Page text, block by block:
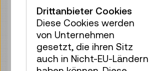
Sa 08.08. 12:00 –12:30
Führung / Aktion
Ausgebucht
Sa 08.08. 13:00– 13:30
Führung / Aktion
Drittanbieter Cookies
Diese Cookies werden
von Unternehmen
gesetzt, die ihren Sitz
auch in Nicht-EU-Ländern